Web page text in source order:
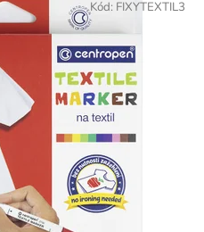
Kód: FIXYTEXTIL3